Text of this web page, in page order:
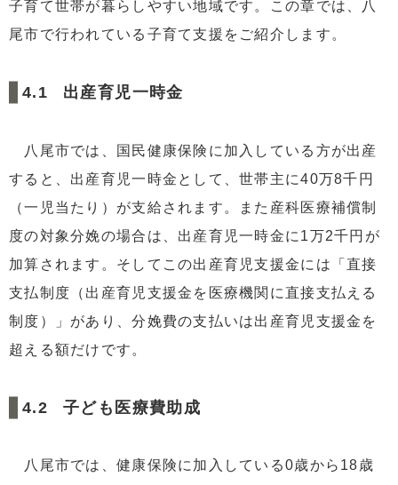
子育て世帯が暮らしやすい地域です。この章では、八
尾市で行われている子育て支援をご紹介します。
出産育児一時金
八尾市では、国民健康保険に加入している方が出産
すると、出産育児一時金として、世帯主に40万8千円
（一児当たり）が支給されます。また産科医療補償制
度の対象分娩の場合は、出産育児一時金に1万2千円が
加算されます。そしてこの出産育児支援金には「直接
支払制度（出産育児支援金を医療機関に直接支払える
制度）」があり、分娩費の支払いは出産育児支援金を
超える額だけです。
子ども医療費助成
八尾市では、健康保険に加入している0歳から18歳